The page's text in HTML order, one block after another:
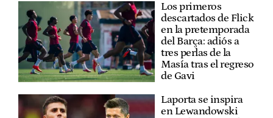
Los primeros
descartados de Flick
en la pretemporada
del Barça: adiós a
tres perlas de la
Masía tras el regreso
de Gavi
Laporta se inspira
en Lewandowski